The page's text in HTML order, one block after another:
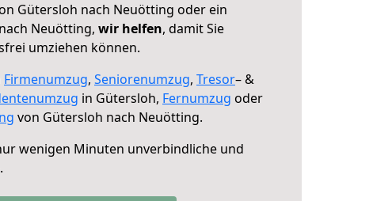
Gütersloh nach Neuötting oder ein
Neuötting, wir helfen, damit Sie
umziehen können.
Firmenumzug, Seniorenumzug, Tresor– &
in Gütersloh, Fernumzug oder
von Gütersloh nach Neuötting.
wenigen Minuten unverbindliche und